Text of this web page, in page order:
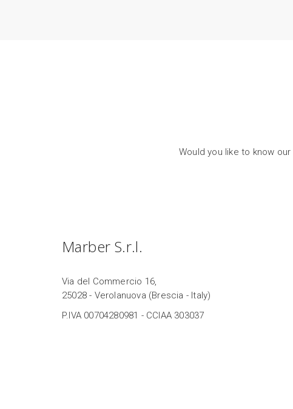
Would you like to know our
Marber S.r.l.
Via del Commercio 16,
25028 - Verolanuova (Brescia - Italy)
P.IVA 00704280981 - CCIAA 303037